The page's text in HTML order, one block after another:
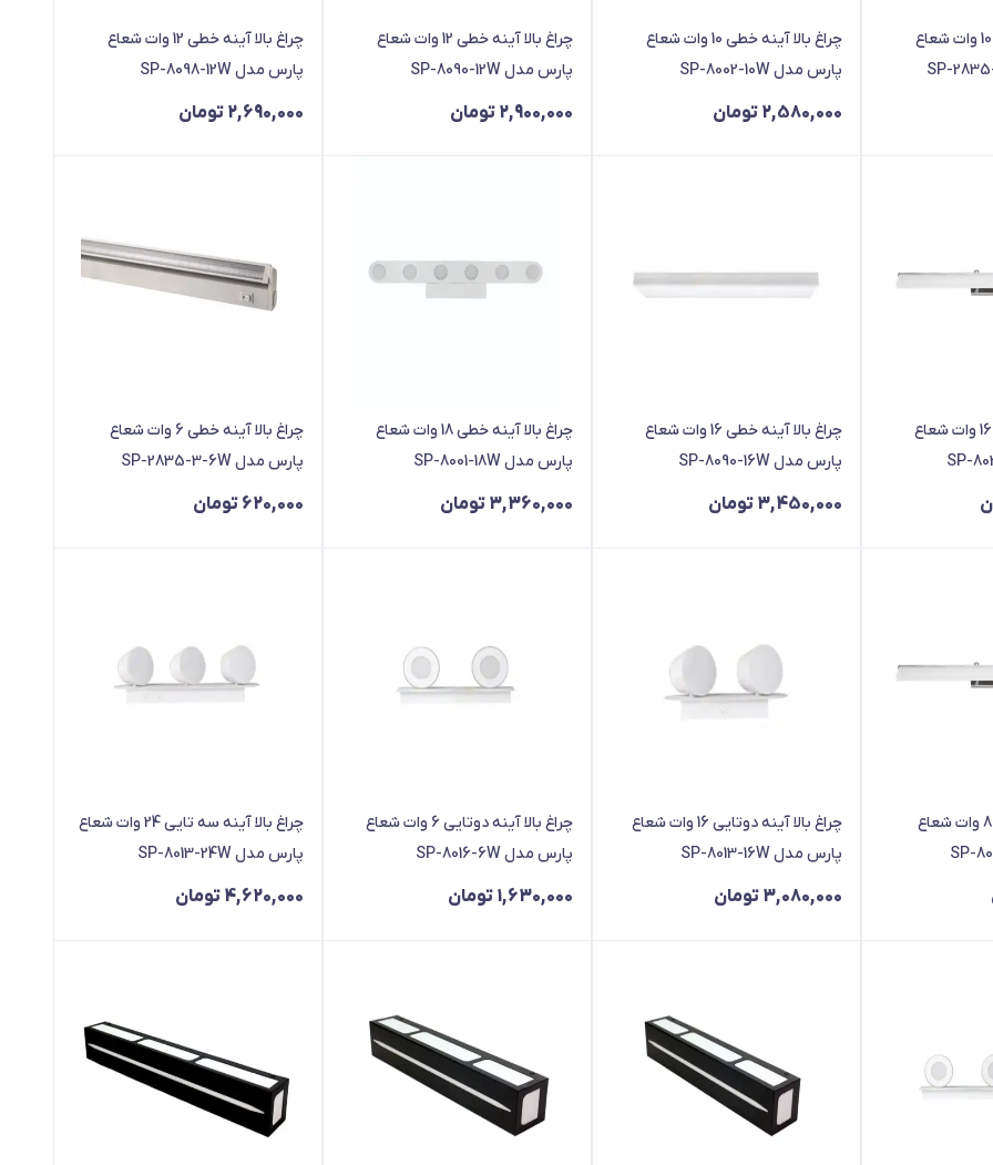
چراغ بالا آينه خطی 10 وات شعاع
چراغ بالا آينه خطی 10 وات شعاع
پارس مدل SP-8002-10W
2,580,000 تومان
چراغ بالا آينه خطی 12 وات شعاع
پارس مدل SP-8090-12W
2,900,000 تومان
چراغ بالا آينه خطی 12 وات شعاع
پارس مدل SP-8098-12W
2,690,000 تومان
چراغ بالا آينه خطی 16 وات شعاع
چراغ بالا آينه خطی 16 وات شعاع
پارس مدل SP-8090-16W
3,450,000 تومان
چراغ بالا آينه خطی 18 وات شعاع
پارس مدل SP-8001-18W
3,360,000 تومان
چراغ بالا آينه خطی 6 وات شعاع
پارس مدل SP-2835-3-6W
620,000 تومان
چراغ بالا آينه خطی 8 وات شعاع
چراغ بالا آينه دوتایی 16 وات شعاع
پارس مدل SP-8013-16W
3,080,000 تومان
چراغ بالا آينه دوتایی 6 وات شعاع
پارس مدل SP-8016-6W
1,630,000 تومان
چراغ بالا آينه سه تایی 24 وات شعاع
پارس مدل SP-8013-24W
4,620,000 تومان